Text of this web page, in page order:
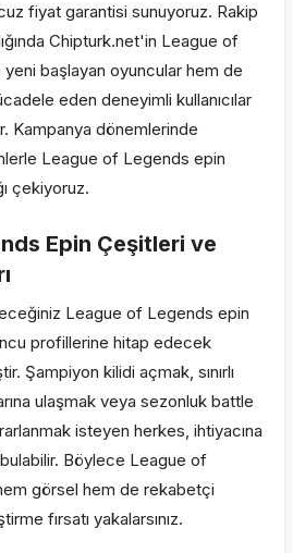
fiyat garantisi sunuyoruz. Rakip
Chipturk.net'in League of
başlayan oyuncular hem de
eden deneyimli kullanıcılar
Kampanya dönemlerinde
League of Legends epin
çekiyoruz.
Epin Çeşitleri ve
League of Legends epin
profillerine hitap edecek
Şampiyon kilidi açmak, sınırlı
ulaşmak veya sezonluk battle
isteyen herkes, ihtiyacına
Böylece League of
görsel hem de rekabetçi
fırsatı yakalarsınız.